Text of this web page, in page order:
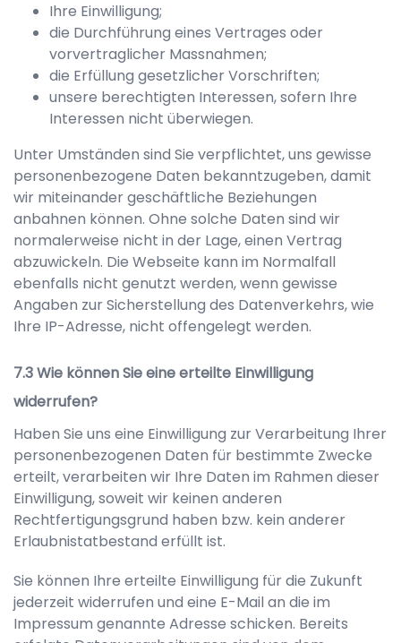
Ihre Einwilligung;
die Durchführung eines Vertrages oder
vorvertraglicher Massnahmen;
die Erfüllung gesetzlicher Vorschriften;
unsere berechtigten Interessen, sofern Ihre
Interessen nicht überwiegen.
Unter Umständen sind Sie verpflichtet, uns gewisse
personenbezogene Daten bekanntzugeben, damit
wir miteinander geschäftliche Beziehungen
anbahnen können. Ohne solche Daten sind wir
normalerweise nicht in der Lage, einen Vertrag
abzuwickeln. Die Webseite kann im Normalfall
ebenfalls nicht genutzt werden, wenn gewisse
Angaben zur Sicherstellung des Datenverkehrs, wie
Ihre IP-Adresse, nicht offengelegt werden.
Wie können Sie eine erteilte Einwilligung
widerrufen?
Haben Sie uns eine Einwilligung zur Verarbeitung Ihrer
personenbezogenen Daten für bestimmte Zwecke
erteilt, verarbeiten wir Ihre Daten im Rahmen dieser
Einwilligung, soweit wir keinen anderen
Rechtfertigungsgrund haben bzw. kein anderer
Erlaubnistatbestand erfüllt ist.
Sie können Ihre erteilte Einwilligung für die Zukunft
jederzeit widerrufen und eine E-Mail an die im
Impressum genannte Adresse schicken. Bereits